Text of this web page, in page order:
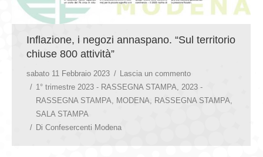
Inflazione, i negozi annaspano. “Sul territorio
chiuse 800 attività”
sabato 11 Febbraio 2023
Lascia un commento
1° trimestre 2023 - RASSEGNA STAMPA
2023 -
RASSEGNA STAMPA
MODENA RASSEGNA STAMPA
SALA STAMPA
Di Confesercenti Modena